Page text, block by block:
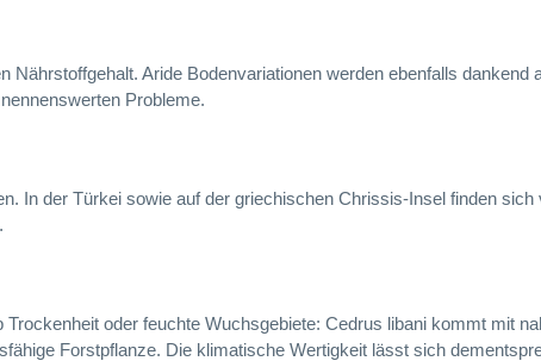
Aride Bodenvariationen werden ebenfalls dankend
Probleme.
In der Türkei sowie auf der griechischen Chrissis-Insel finden sich
oder feuchte Wuchsgebiete: Cedrus libani kommt mit
Forstpflanze. Die klimatische Wertigkeit lässt sich